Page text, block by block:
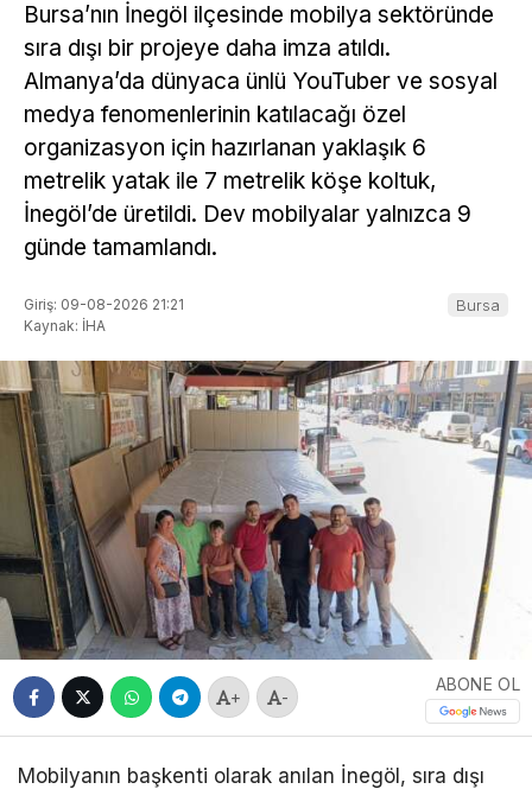
Bursa’nın İnegöl ilçesinde mobilya sektöründe
sıra dışı bir projeye daha imza atıldı.
Almanya’da dünyaca ünlü YouTuber ve sosyal
medya fenomenlerinin katılacağı özel
organizasyon için hazırlanan yaklaşık 6
metrelik yatak ile 7 metrelik köşe koltuk,
İnegöl’de üretildi. Dev mobilyalar yalnızca 9
günde tamamlandı.
Giriş: 09-08-2026 21:21
Kaynak: İHA
Bursa
+ -
ABONE OL
Mobilyanın başkenti olarak anılan İnegöl, sıra dışı